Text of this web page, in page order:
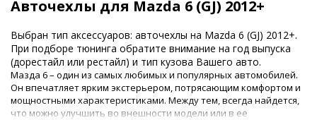
Авточехлы для Mazda 6 (GJ) 2012+
Выбран тип аксессуаров: авточехлы на Mazda 6 (GJ) 2012+.
При подборе тюнинга обратите внимание на год выпуска
(дорестайл или рестайл) и тип кузова Вашего авто.
Мазда 6 – один из самых любимых и популярных автомобилей.
Он впечатляет ярким экстерьером, потрясающим комфортом и
мощностными характеристиками. Между тем, всегда найдется,
что можно улучшить во внешности модели или в ее